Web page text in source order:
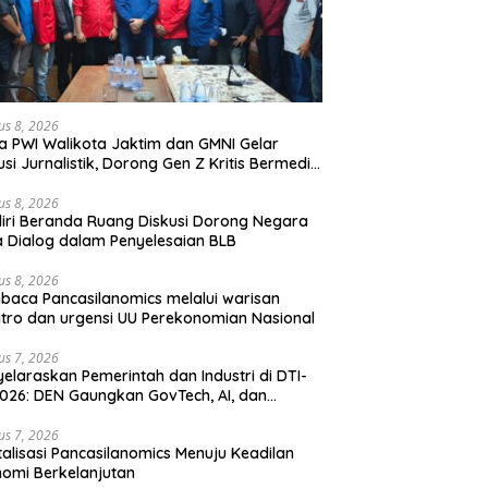
8, 2026
PWI Walikota Jaktim dan GMNI Gelar
Jurnalistik, Dorong Gen Z Kritis Bermedia
8, 2026
Beranda Ruang Diskusi Dorong Negara
Dialog dalam Penyelesaian BLB
8, 2026
Pancasilanomics melalui warisan
dan urgensi UU Perekonomian Nasional
7, 2026
Pemerintah dan Industri di DTI-
DEN Gaungkan GovTech, AI, dan
7, 2026
Pancasilanomics Menuju Keadilan
Berkelanjutan